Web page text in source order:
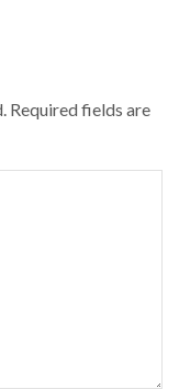
Required fields are